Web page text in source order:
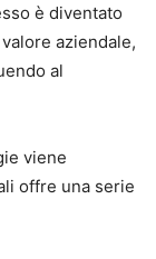
è diventato
aziendale,
al
viene
offre una serie